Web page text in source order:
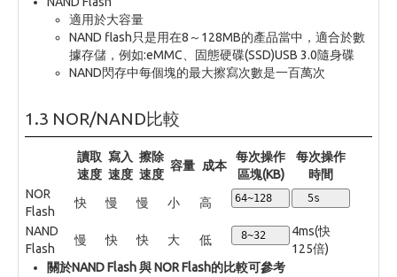
適用於大容量
NAND flash只是用在8～128MB的產品當中，適合於數
據存儲，例如:eMMC、固態硬碟(SSD)USB 3.0隨身碟
NAND閃存中每個塊的最大擦寫次數是一百萬次
1.3 NOR/NAND比較
讀取
速度
寫入
速度
擦除
速度
容量 成本
每次操作
區塊(KB)
每次操作
時間
NOR
Flash
快 慢 慢 小 高 64~128
  5s
NAND
Flash
慢 快 快 大 低 8~32
4ms(快
125倍)
關於NAND Flash 與 NOR Flash的比較可參考